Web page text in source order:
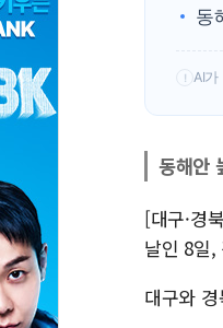
동
! AI
동해안
[대구·경
날인 8일
대구와